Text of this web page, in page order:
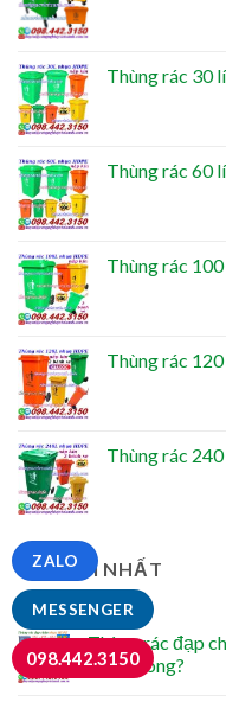
Thùng rác 30
Thùng rác 60
Thùng rác
Thùng rác
Thùng rác
TIN MỚI NHẤT
Thùng rác đạp
lạnh không?
MESSENGER
ZALO
098.442.3150